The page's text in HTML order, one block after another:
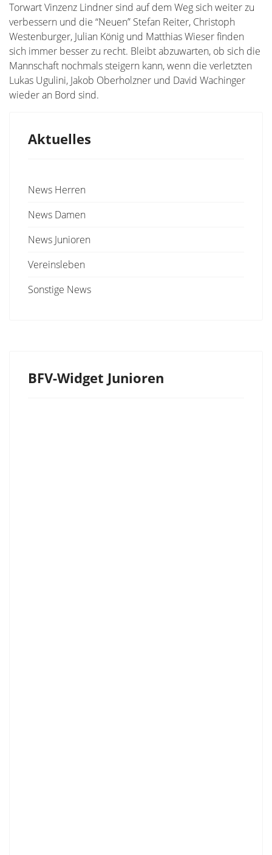
Torwart Vinzenz Lindner sind auf dem Weg sich weiter zu
verbessern und die “Neuen” Stefan Reiter, Christoph
Westenburger, Julian König und Matthias Wieser finden
sich immer besser zu recht. Bleibt abzuwarten, ob sich die
Mannschaft nochmals steigern kann, wenn die verletzten
Lukas Ugulini, Jakob Oberholzner und David Wachinger
wieder an Bord sind.
Aktuelles
News Herren
News Damen
News Junioren
Vereinsleben
Sonstige News
BFV-Widget Junioren